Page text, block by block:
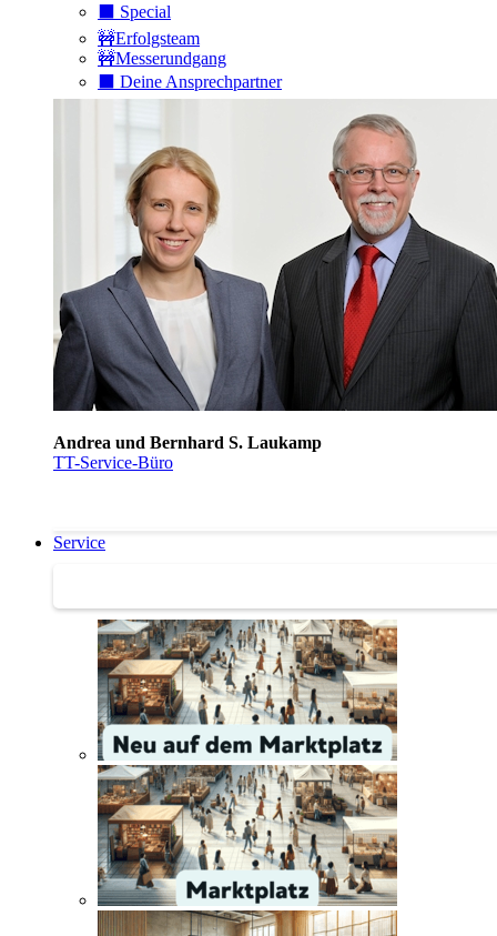
⬛️ Special
🚧Erfolgsteam
🚧Messerundgang
⬛️ Deine Ansprechpartner
Andrea und Bernhard S. Laukamp
TT-Service-Büro
Service